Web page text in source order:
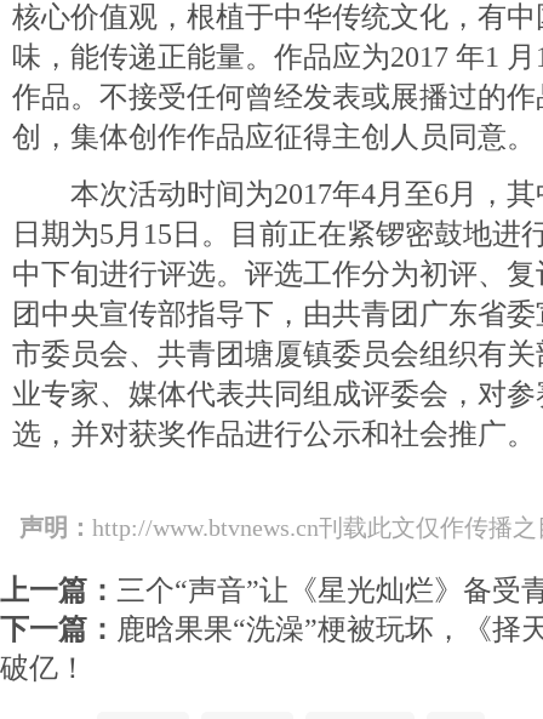
核心价值观，根植于中华传统文化，有
味，能传递正能量。作品应为2017 年1
作品。不接受任何曾经发表或展播过的
创，集体创作作品应征得主创人员同意。
本次活动时间为2017年4月至6月，其
日期为5月15日。目前正在紧锣密鼓地进
中下旬进行评选。评选工作分为初评、
团中央宣传部指导下，由共青团广东省
市委员会、共青团塘厦镇委员会组织有
业专家、媒体代表共同组成评委会，对
选，并对获奖作品进行公示和社会推广。
声明：http://www.btvnews.cn刊载此文仅作传播
上一篇： 三个“声音”让《星光灿烂》备受
下一篇： 鹿晗果果“洗澡”梗被玩坏，《择
破亿！